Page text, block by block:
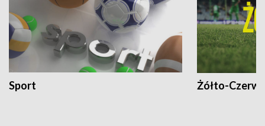
Sport Żółto-